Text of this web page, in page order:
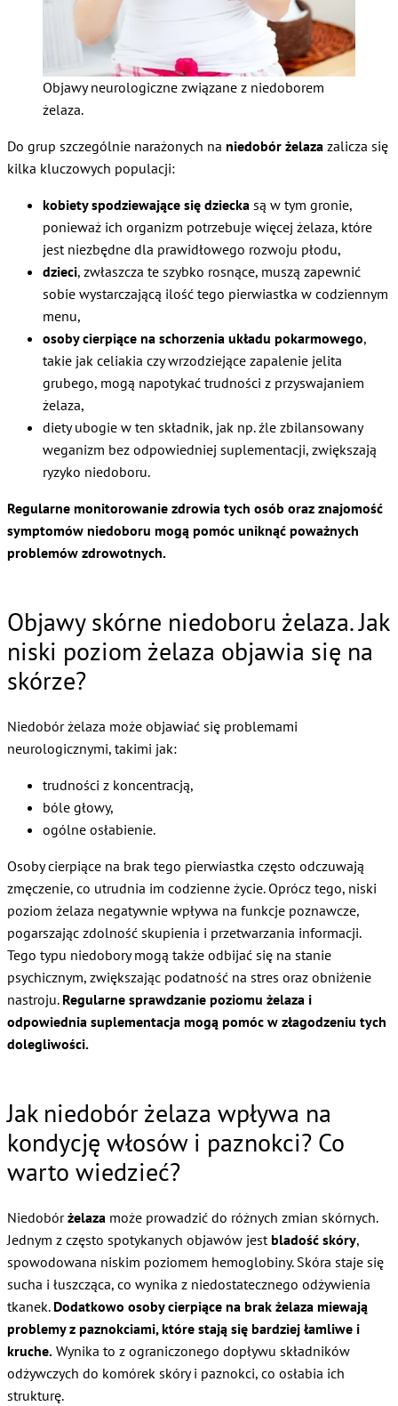
Objawy neurologiczne związane z niedoborem
żelaza.
Do grup szczególnie narażonych na niedobór żelaza zalicza się
kilka kluczowych populacji:
kobiety spodziewające się dziecka są w tym gronie,
ponieważ ich organizm potrzebuje więcej żelaza, które
jest niezbędne dla prawidłowego rozwoju płodu,
dzieci, zwłaszcza te szybko rosnące, muszą zapewnić
sobie wystarczającą ilość tego pierwiastka w codziennym
menu,
osoby cierpiące na schorzenia układu pokarmowego,
takie jak celiakia czy wrzodziejące zapalenie jelita
grubego, mogą napotykać trudności z przyswajaniem
żelaza,
diety ubogie w ten składnik, jak np. źle zbilansowany
weganizm bez odpowiedniej suplementacji, zwiększają
ryzyko niedoboru.
Regularne monitorowanie zdrowia tych osób oraz znajomość
symptomów niedoboru mogą pomóc uniknąć poważnych
problemów zdrowotnych.
Objawy skórne niedoboru żelaza. Jak
niski poziom żelaza objawia się na
skórze?
Niedobór żelaza może objawiać się problemami
neurologicznymi, takimi jak:
trudności z koncentracją,
bóle głowy,
ogólne osłabienie.
Osoby cierpiące na brak tego pierwiastka często odczuwają
zmęczenie, co utrudnia im codzienne życie. Oprócz tego, niski
poziom żelaza negatywnie wpływa na funkcje poznawcze,
pogarszając zdolność skupienia i przetwarzania informacji.
Tego typu niedobory mogą także odbijać się na stanie
psychicznym, zwiększając podatność na stres oraz obniżenie
nastroju. Regularne sprawdzanie poziomu żelaza i
odpowiednia suplementacja mogą pomóc w złagodzeniu tych
dolegliwości.
Jak niedobór żelaza wpływa na
kondycję włosów i paznokci? Co
warto wiedzieć?
Niedobórżelaza może prowadzić do różnych zmian skórnych.
Jednym z często spotykanych objawów jestbladość skóry,
spowodowana niskim poziomem hemoglobiny. Skóra staje się
sucha i łuszcząca, co wynika z niedostatecznego odżywienia
tkanek. Dodatkowo osoby cierpiące na brak żelaza miewają
problemy z paznokciami, które stają się bardziej łamliwe i
kruche. Wynika to z ograniczonego dopływu składników
odżywczych do komórek skóry i paznokci, co osłabia ich
strukturę.